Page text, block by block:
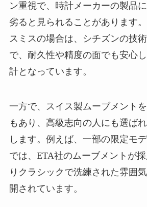
ン重視で、時計メーカーの製品
劣ると見られることがあります
スミスの場合は、シチズンの技
で、耐久性や精度の面でも安心
計となっています。
一方で、スイス製ムーブメント
もあり、高級志向の人にも選ば
します。例えば、一部の限定モ
では、ETA社のムーブメントが
りクラシックで洗練された雰囲
開されています。